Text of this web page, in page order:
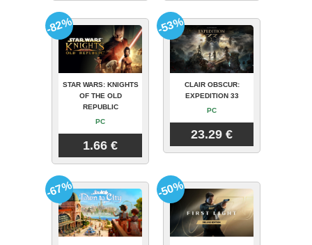
STAR WARS: KNIGHTS
OF THE OLD
REPUBLIC
PC
1.66 €
-82%
CLAIR OBSCUR:
EXPEDITION 33
PC
23.29 €
-53%
-67% -50%